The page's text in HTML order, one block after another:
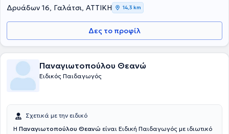
Δρυάδων 16, Γαλάτσι, ΑΤΤΙΚΗ 14,3 km
Δες το προφίλ
Παναγιωτοπούλου Θεανώ
Ειδικός Παιδαγωγός
Σχετικά με την ειδικό
Η Παναγιωτοπούλου Θεανώ είναι Ειδική Παιδαγωγός με ιδιωτικό